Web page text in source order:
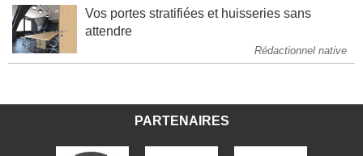
Vos portes stratifiées et huisseries sans
Rédactionnel native